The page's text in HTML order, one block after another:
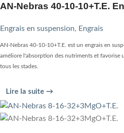
AN-Nebras 40-10-10+T.E.
Engrais en suspension, Engrais
AN-Nebras 40-10-10+T.E. est un engrais en
améliore l'absorption des nutriments et favorise
tous les stades.
Lire la suite →